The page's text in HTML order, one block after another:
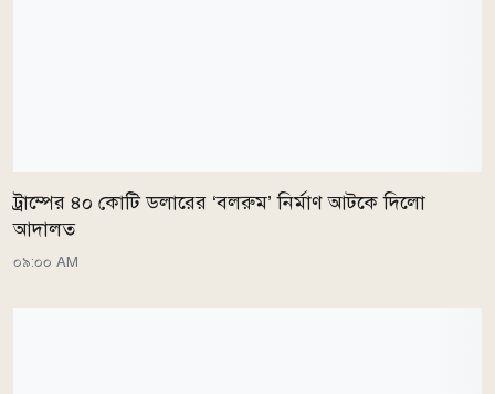
ট্রাম্পের ৪০ কোটি ডলারের ‘বলরুম’ নির্মাণ আটকে দিলো
আদালত
০৯:০০ AM